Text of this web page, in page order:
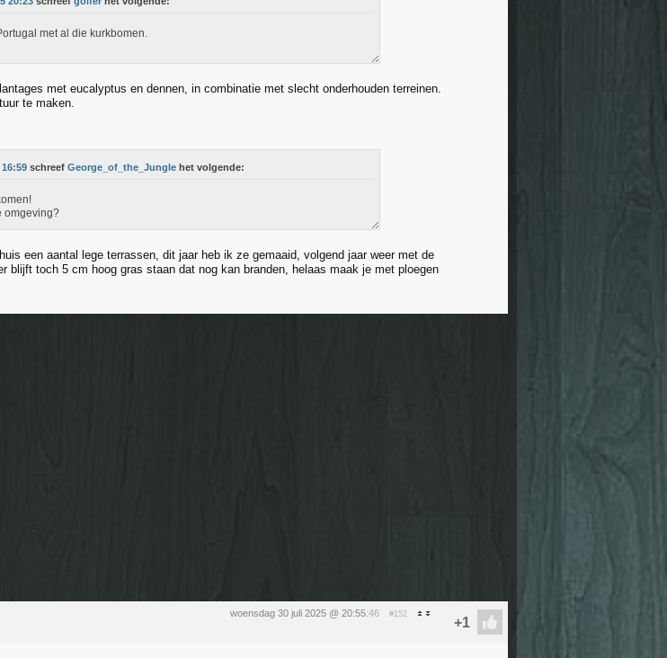
met al die kurkbomen.
met eucalyptus en dennen, in combinatie met slecht onderhouden terreinen.
te maken.
schreef George_of_the_Jungle het volgende:
omgeving?
een aantal lege terrassen, dit jaar heb ik ze gemaaid, volgend jaar weer met de
blijft toch 5 cm hoog gras staan dat nog kan branden, helaas maak je met ploegen
woensdag 30 juli 2025 @ 20:55:46 #152